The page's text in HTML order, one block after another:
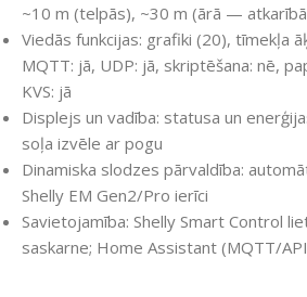
~10 m (telpās), ~30 m (ārā —
Viedās funkcijas: grafiki (20), tīmekļa
MQTT: jā, UDP: jā, skriptēšana: nē,
KVS: jā
Displejs un vadība: statusa un
soļa izvēle ar pogu
Dinamiska slodzes pārvaldība:
Shelly EM Gen2/Pro ierīci
Savietojamība: Shelly Smart Control
saskarne; Home Assistant (MQTT/